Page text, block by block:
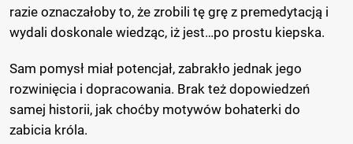
razie oznaczałoby to, że zrobili tę grę z premedytacją i
wydali doskonale wiedząc, iż jest…po prostu kiepska.
Sam pomysł miał potencjał, zabrakło jednak jego
rozwinięcia i dopracowania. Brak też dopowiedzeń
samej historii, jak choćby motywów bohaterki do
zabicia króla.